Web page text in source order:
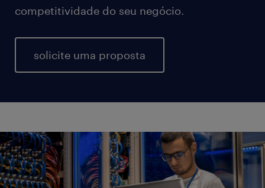
competitividade do seu negócio.
solicite uma proposta